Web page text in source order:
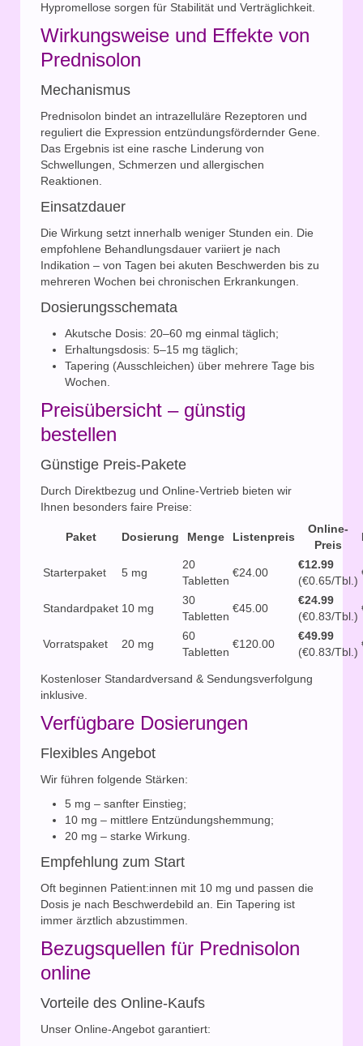
Hypromellose sorgen für Stabilität und Verträglichkeit.
Wirkungsweise und Effekte von
Prednisolon
Mechanismus
Prednisolon bindet an intrazelluläre Rezeptoren und
reguliert die Expression entzündungsfördernder Gene.
Das Ergebnis ist eine rasche Linderung von
Schwellungen, Schmerzen und allergischen
Reaktionen.
Einsatzdauer
Die Wirkung setzt innerhalb weniger Stunden ein. Die
empfohlene Behandlungsdauer variiert je nach
Indikation – von Tagen bei akuten Beschwerden bis zu
mehreren Wochen bei chronischen Erkrankungen.
Dosierungsschemata
Akutsche Dosis: 20–60 mg einmal täglich;
Erhaltungsdosis: 5–15 mg täglich;
Tapering (Ausschleichen) über mehrere Tage bis
Wochen.
Preisübersicht – günstig
bestellen
Günstige Preis-Pakete
Durch Direktbezug und Online-Vertrieb bieten wir
Ihnen besonders faire Preise:
Paket Dosierung Menge Listenpreis
Online-
Preis
Starterpaket 5 mg
20
Tabletten
€24.00
€12.99
(€0.65/Tbl.)
Standardpaket 10 mg
30
Tabletten
€45.00
€24.99
(€0.83/Tbl.)
Vorratspaket 20 mg
60
Tabletten
€120.00
€49.99
(€0.83/Tbl.)
Kostenloser Standardversand & Sendungsverfolgung
inklusive.
Verfügbare Dosierungen
Flexibles Angebot
Wir führen folgende Stärken:
5 mg – sanfter Einstieg;
10 mg – mittlere Entzündungshemmung;
20 mg – starke Wirkung.
Empfehlung zum Start
Oft beginnen Patient:innen mit 10 mg und passen die
Dosis je nach Beschwerdebild an. Ein Tapering ist
immer ärztlich abzustimmen.
Bezugsquellen für Prednisolon
online
Vorteile des Online-Kaufs
Unser Online-Angebot garantiert: